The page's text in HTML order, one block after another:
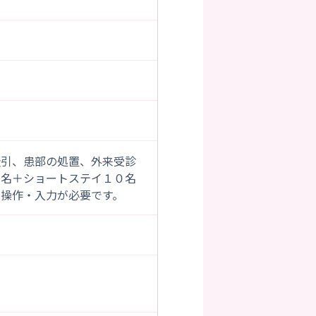
、患部の処置、外来受診
＋ショートステイ１０名
作・入力が必要です。